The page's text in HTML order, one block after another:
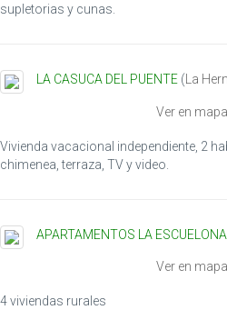
supletorias y cunas.
LA CASUCA DEL PUENTE ( La
Ver en mapa
Vivienda vacacional independiente, 2
chimenea, terraza, TV y video.
APARTAMENTOS LA ESCUELONA
Ver en mapa
4 viviendas rurales